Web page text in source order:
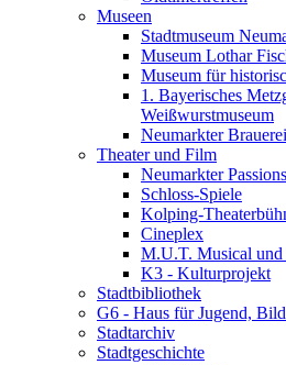
Museen
Stadtmuseum
Museum Lothar
Museum für
1. Bayerisches
Weißwurstmuseum
Neumarkter
Theater und Film
Neumarkter
Schloss-Spiele
Kolping-
Cineplex
M.U.T. Musical und
K3 - Kulturprojekt
Stadtbibliothek
G6 - Haus für Jugend,
Stadtarchiv
Stadtgeschichte